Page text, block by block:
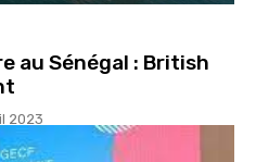
au Sénégal : British
2023